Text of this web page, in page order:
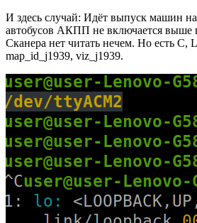
И здесь случай: Идёт выпуск машин
автобусов АКПП не включается выше
Сканера нет читать нечем. Но есть C,
map_id_j1939, viz_j1939.